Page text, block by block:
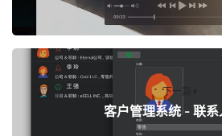
下一篇
客户管理系统 - 联系